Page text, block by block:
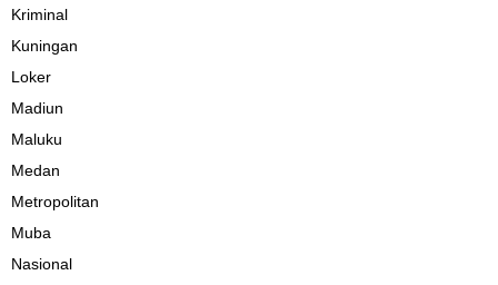
Kriminal
Kuningan
Loker
Madiun
Maluku
Medan
Metropolitan
Muba
Nasional